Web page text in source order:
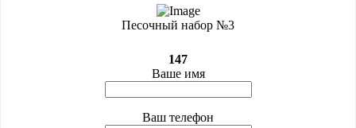
Песочный набор №3
147
Ваше имя
Ваш телефон